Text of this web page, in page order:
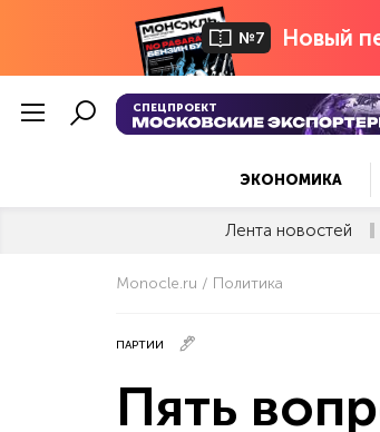
№7 Новый
СПЕЦПРОЕКТ
ЭКОНОМИКА
Лента новостей
Monocle.ru Политика
ПАРТИИ
Пять